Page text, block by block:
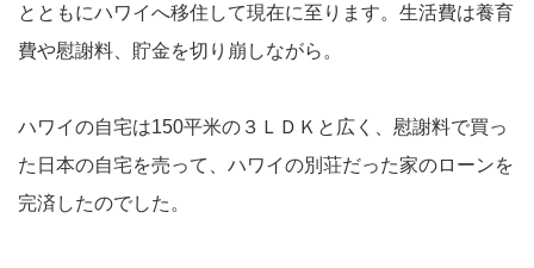
とともにハワイへ移住して現在に至ります。生活費は養育
費や慰謝料、貯金を切り崩しながら。
ハワイの自宅は150平米の３ＬＤＫと広く、慰謝料で買っ
た日本の自宅を売って、ハワイの別荘だった家のローンを
完済したのでした。